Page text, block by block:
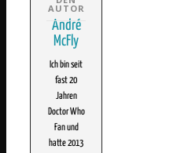
André
McFly
Ich bin seit
fast 20
Jahren
Doctor Who
Fan und
hatte 2013